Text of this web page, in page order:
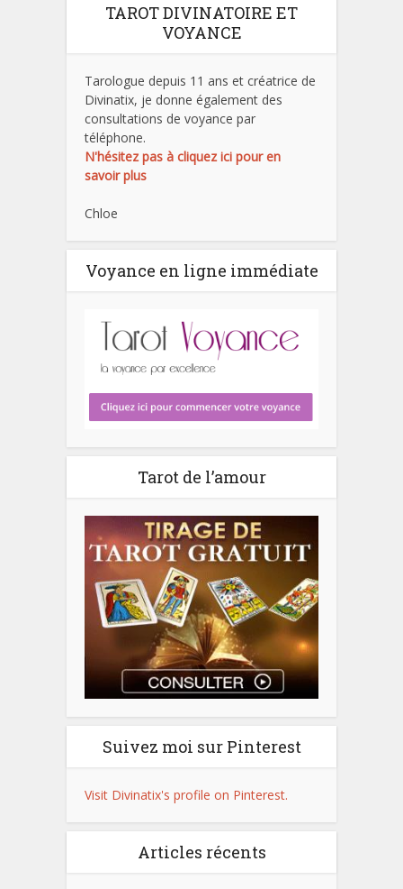
TAROT DIVINATOIRE ET
VOYANCE
Tarologue depuis 11 ans et créatrice de
Divinatix, je donne également des
consultations de voyance par
téléphone.
N'hésitez pas à cliquez ici pour en
savoir plus
Chloe
Voyance en ligne immédiate
Tarot de l’amour
Suivez moi sur Pinterest
Visit Divinatix's profile on Pinterest.
Articles récents